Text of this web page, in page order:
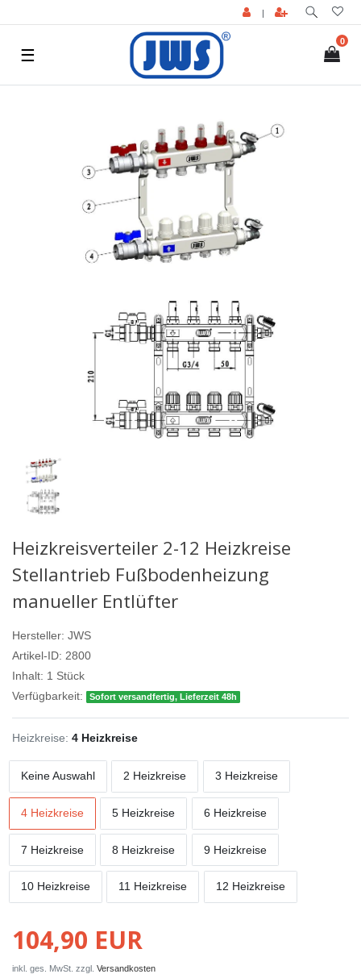
|
0
☰
Heizkreisverteiler 2-12 Heizkreise
Stellantrieb Fußbodenheizung
manueller Entlüfter
Hersteller: JWS
Artikel-ID: 2800
Inhalt: 1 Stück
Verfügbarkeit:
Sofort versandfertig, Lieferzeit 48h
Heizkreise: 4 Heizkreise
Keine Auswahl 2 Heizkreise 3 Heizkreise
4 Heizkreise 5 Heizkreise 6 Heizkreise
7 Heizkreise 8 Heizkreise 9 Heizkreise
10 Heizkreise 11 Heizkreise 12 Heizkreise
104,90 EUR
inkl. ges. MwSt. zzgl. Versandkosten